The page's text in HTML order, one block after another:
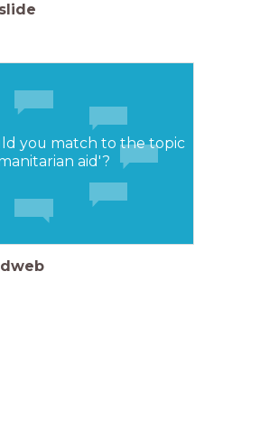
you match to the topic
aid'?